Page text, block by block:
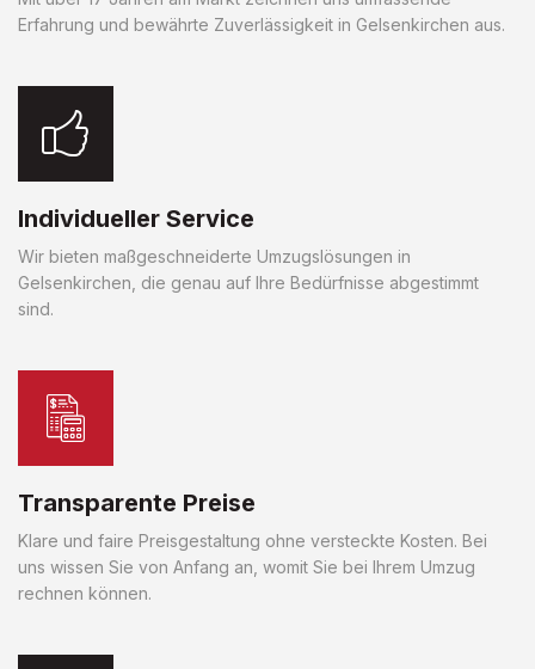
Erfahrung und bewährte Zuverlässigkeit in Gelsenkirchen aus.
Individueller Service
Wir bieten maßgeschneiderte Umzugslösungen in
Gelsenkirchen, die genau auf Ihre Bedürfnisse abgestimmt
sind.
Transparente Preise
Klare und faire Preisgestaltung ohne versteckte Kosten. Bei
uns wissen Sie von Anfang an, womit Sie bei Ihrem Umzug
rechnen können.